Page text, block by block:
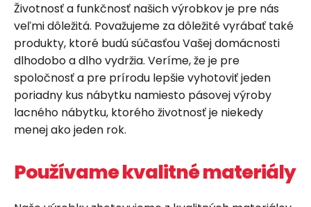
Životnosť a funkčnosť našich výrobkov je pre nás
veľmi dôležitá. Považujeme za dôležité vyrábať také
produkty, ktoré budú súčasťou Vašej domácnosti
dlhodobo a dlho vydržia. Veríme, že je pre
spoločnosť a pre prírodu lepšie vyhotoviť jeden
poriadny kus nábytku namiesto pásovej výroby
lacného nábytku, ktorého životnosť je niekedy
menej ako jeden rok.
Používame kvalitné materiály